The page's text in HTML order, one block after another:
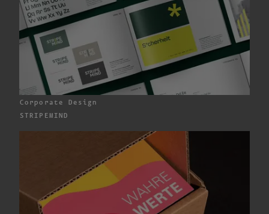
Corporate Design
STRIPEMIND